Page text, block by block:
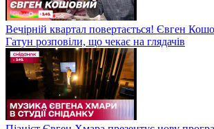
Вечірній квартал повертається! Євген
Гатун розповіли, що чекає на глядачів